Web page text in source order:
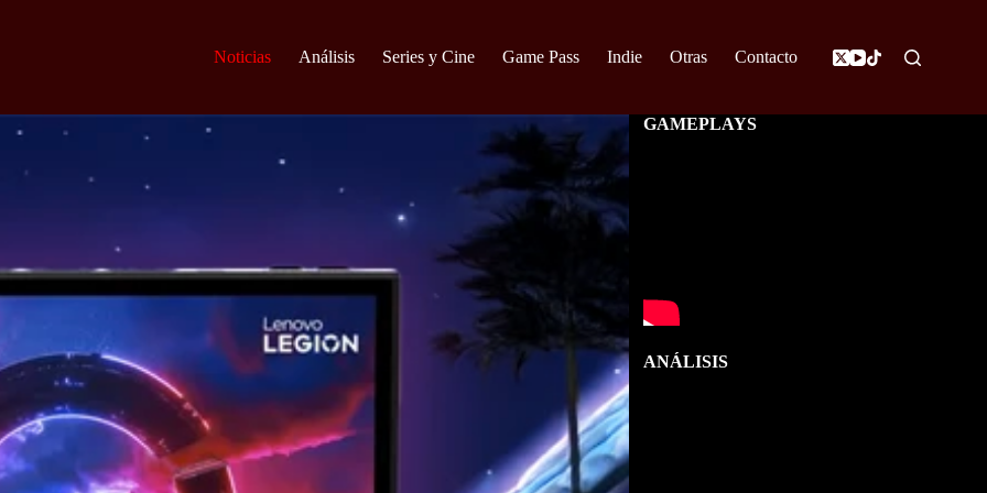
Noticias Análisis Series y Cine Game Pass Indie Otras Contacto
GAMEPLAYS
ANÁLISIS